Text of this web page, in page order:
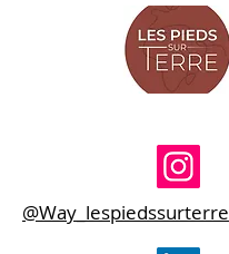
@Way_lespiedssurterre